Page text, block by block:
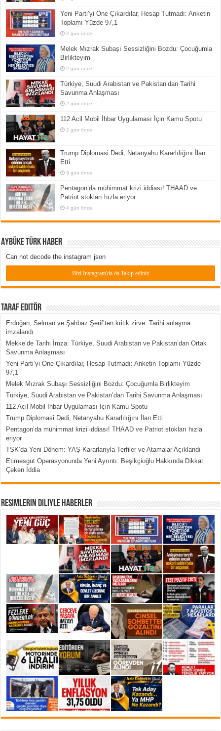
Yeni Parti’yi Öne Çıkardılar, Hesap Tutmadı: Anketin
Toplamı Yüzde 97,1
2 gün önce
Melek Mızrak Subaşı Sessizliğini Bozdu: Çocuğumla
Birlikteyim
2 gün önce
Türkiye, Suudi Arabistan ve Pakistan’dan Tarihi
Savunma Anlaşması
2 gün önce
112 Acil Mobil İhbar Uygulaması İçin Kamu Spotu
2 gün önce
Trump Diplomasi Dedi, Netanyahu Kararlılığını İlan
Etti
3 gün önce
Pentagon’da mühimmat krizi iddiası! THAAD ve
Patriot stokları hızla eriyor
4 gün önce
Aybüke Türk Haber
Can not decode the instagram json
Bizi İnstagram'da da Takip ediniz
Taraf Editör
Erdoğan, Selman ve Şahbaz Şerif’ten kritik zirve: Tarihi anlaşma
imzalandı
Mekke’de Tarihi İmza: Türkiye, Suudi Arabistan ve Pakistan’dan Ortak
Savunma Anlaşması
Yeni Parti’yi Öne Çıkardılar, Hesap Tutmadı: Anketin Toplamı Yüzde
97,1
Melek Mızrak Subaşı Sessizliğini Bozdu: Çocuğumla Birlikteyim
Türkiye, Suudi Arabistan ve Pakistan’dan Tarihi Savunma Anlaşması
112 Acil Mobil İhbar Uygulaması İçin Kamu Spotu
Trump Diplomasi Dedi, Netanyahu Kararlılığını İlan Etti
Pentagon’da mühimmat krizi iddiası! THAAD ve Patriot stokları hızla
eriyor
TSK’da Yeni Dönem: YAŞ Kararlarıyla Terfiler ve Atamalar Açıklandı
Etimesgut Operasyonunda Yeni Ayrıntı: Beşikçioğlu Hakkında Dikkat
Çeken İddia
Resimlerin Diliyle Haberler